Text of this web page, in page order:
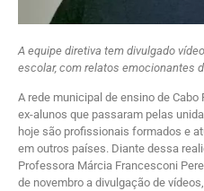
A equipe diretiva tem divulgado
escolar, com relatos emocionantes
A rede municipal de ensino de
ex-alunos que passaram pelas
hoje são profissionais formados e
em outros países. Diante dessa
Professora Márcia Francesconi
de novembro a divulgação de